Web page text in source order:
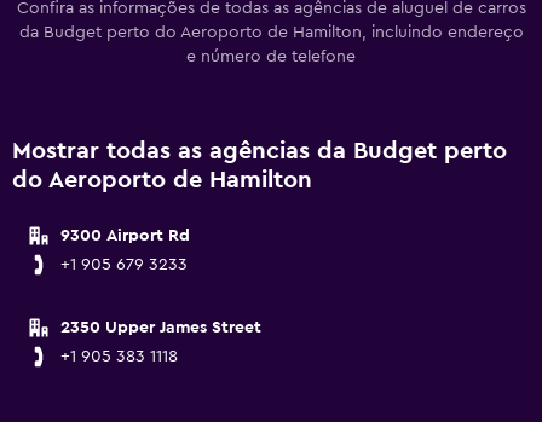
Confira as informações de todas as agências de aluguel de carros
da Budget perto do Aeroporto de Hamilton, incluindo endereço
e número de telefone
Mostrar todas as agências da Budget perto
do Aeroporto de Hamilton
9300 Airport Rd
+1 905 679 3233
2350 Upper James Street
+1 905 383 1118